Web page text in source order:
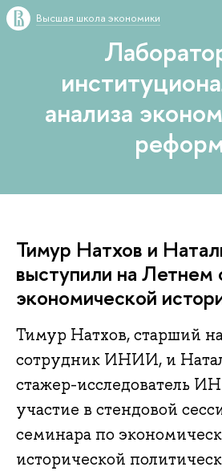
Высшая школа экономики
анализа
Тимур Натхов и
выступили на Летнем
экономической
Тимур Натхов, старший
сотрудник ИНИИ, и
стажер-исследователь
участие в стендовой
семинара по
исторической